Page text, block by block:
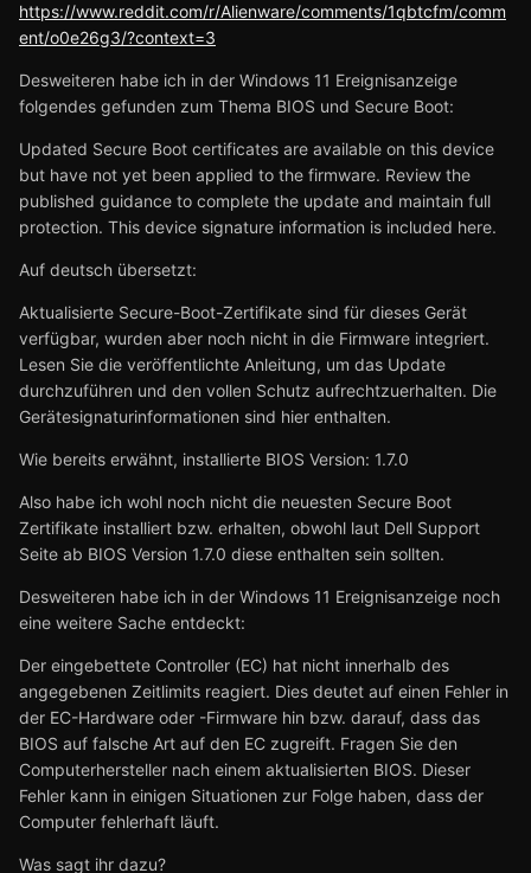
https://www.reddit.com/r/Alienware/comments/1qbtcfm/comm
ent/o0e26g3/?context=3
Desweiteren habe ich in der Windows 11 Ereignisanzeige
folgendes gefunden zum Thema BIOS und Secure Boot:
Updated Secure Boot certificates are available on this device
but have not yet been applied to the firmware. Review the
published guidance to complete the update and maintain full
protection. This device signature information is included here.
Auf deutsch übersetzt:
Aktualisierte Secure-Boot-Zertifikate sind für dieses Gerät
verfügbar, wurden aber noch nicht in die Firmware integriert.
Lesen Sie die veröffentlichte Anleitung, um das Update
durchzuführen und den vollen Schutz aufrechtzuerhalten. Die
Gerätesignaturinformationen sind hier enthalten.
Wie bereits erwähnt, installierte BIOS Version: 1.7.0
Also habe ich wohl noch nicht die neuesten Secure Boot
Zertifikate installiert bzw. erhalten, obwohl laut Dell Support
Seite ab BIOS Version 1.7.0 diese enthalten sein sollten.
Desweiteren habe ich in der Windows 11 Ereignisanzeige noch
eine weitere Sache entdeckt:
Der eingebettete Controller (EC) hat nicht innerhalb des
angegebenen Zeitlimits reagiert. Dies deutet auf einen Fehler in
der EC-Hardware oder -Firmware hin bzw. darauf, dass das
BIOS auf falsche Art auf den EC zugreift. Fragen Sie den
Computerhersteller nach einem aktualisierten BIOS. Dieser
Fehler kann in einigen Situationen zur Folge haben, dass der
Computer fehlerhaft läuft.
Was sagt ihr dazu?